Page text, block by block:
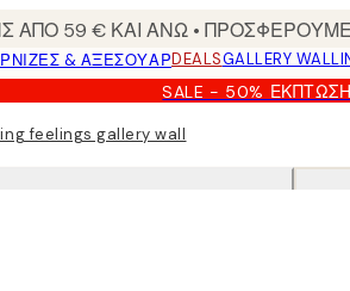
59 € ΚΑΙ ΑΝΩ •
& ΑΞΕΣΟΥΆΡDEALSGALLERY WALL
SALE - 50% ΈΚΠΤΩΣΗ
feelings gallery wall